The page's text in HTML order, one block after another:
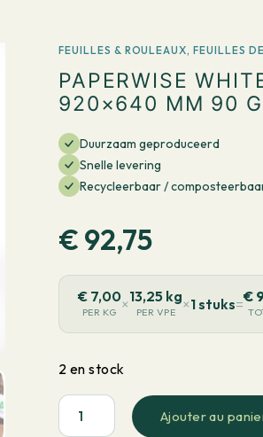
FEUILLES & ROULEAUX,FEUILLES
PAPERWISE
920×640 MM 90
Duurzaam geproduceerd
Snelle levering
Recycleerbaar /
€ 92,75
€ 7,00
PER KG ×13,25 kg
PER VPE ×1 stuks=€
2 en stock
quantité
Ajouter au